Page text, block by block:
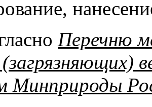
Перечню
Минприроды